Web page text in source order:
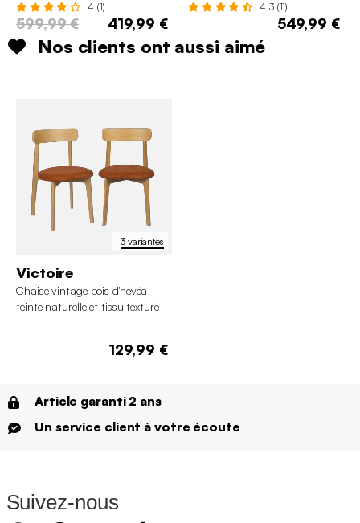
4 (1)
599,99 € 419,99 €
4.3 (11)
549,99 €
Nos clients ont aussi aimé
3 variantes
Victoire
Chaise vintage bois d'hévéa
teinte naturelle et tissu texturé
129,99 €
Article garanti 2 ans
Un service client à votre écoute
Suivez-nous